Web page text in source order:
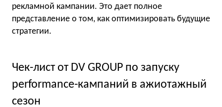
рекламной кампании. Это дает полное
представление о том, как оптимизировать будущие
стратегии.
Чек-лист от DV GROUP по запуску
performance-кампаний в ажиотажный
сезон